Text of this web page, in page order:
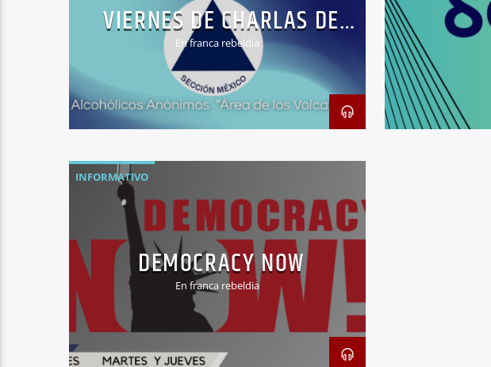
VIERNES DE CHARLAS DE
CAFÉ
En franca rebeldia
INFORMATIVO
DEMOCRACY NOW
En franca rebeldia